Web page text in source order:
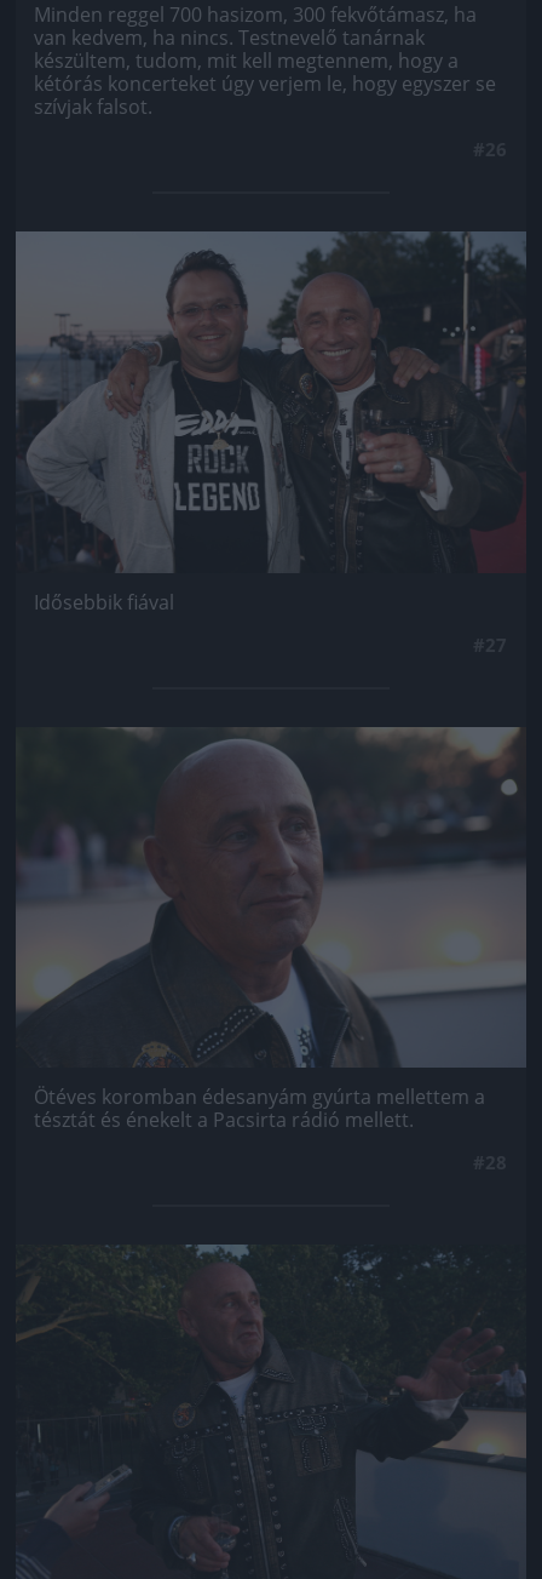
Minden reggel 700 hasizom, 300 fekvőtámasz, ha
van kedvem, ha nincs. Testnevelő tanárnak
készültem, tudom, mit kell megtennem, hogy a
kétórás koncerteket úgy verjem le, hogy egyszer se
szívjak falsot.
Jön még kép!
Idősebbik fiával
Jön még kép!
Ötéves koromban édesanyám gyúrta mellettem a
tésztát és énekelt a Pacsirta rádió mellett.
Jön még kép!